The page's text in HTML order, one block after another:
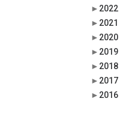
► 2022
► 2021
► 2020
► 2019
► 2018
► 2017
► 2016